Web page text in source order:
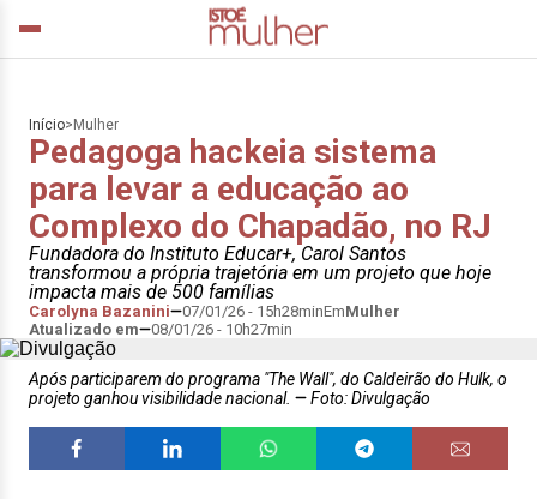
Início> Mulher
Pedagoga hackeia sistema
para levar a educação ao
Complexo do Chapadão, no RJ
Fundadora do Instituto Educar+, Carol Santos
transformou a própria trajetória em um projeto que hoje
impacta mais de 500 famílias
Carolyna Bazanini 07/01/26 - 15h28minEmMulher
Atualizado em
08/01/26 - 10h27min
Após participarem do programa "The Wall", do Caldeirão do Hulk, o
projeto ganhou visibilidade nacional.
Foto: Divulgação